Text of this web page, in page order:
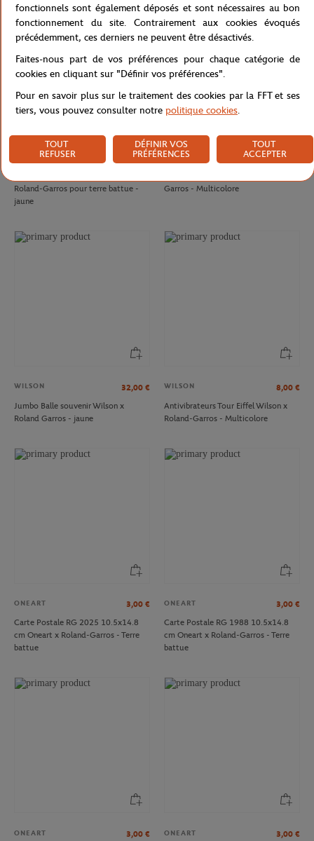
WILSON 10,50 €
Roland-Garros pour terre battue -
jaune
WILSON 8,00
Garros - Multicolore
WILSON 32,00 €
Jumbo Balle souvenir Wilson x
Roland Garros - jaune
WILSON 8,00 €
Antivibrateurs Tour Eiffel Wilson x
Roland-Garros - Multicolore
ONEART 3,00 €
Carte Postale RG 2025 10.5x14.8
cm Oneart x Roland-Garros - Terre
battue
ONEART 3,00 €
Carte Postale RG 1988 10.5x14.8
cm Oneart x Roland-Garros - Terre
battue
ONEART 3,00 € ONEART 3,00 €
fonctionnels sont également déposés et sont nécessaires au bon
fonctionnement du site. Contrairement aux cookies évoqués
précédemment, ces derniers ne peuvent être désactivés.
Faites-nous part de vos préférences pour chaque catégorie de
cookies en cliquant sur "Définir vos préférences".
Pour en savoir plus sur le traitement des cookies par la FFT et ses
tiers, vous pouvez consulter notre politique cookies.
TOUT
REFUSER
DÉFINIR VOS
PRÉFÉRENCES
TOUT
ACCEPTER